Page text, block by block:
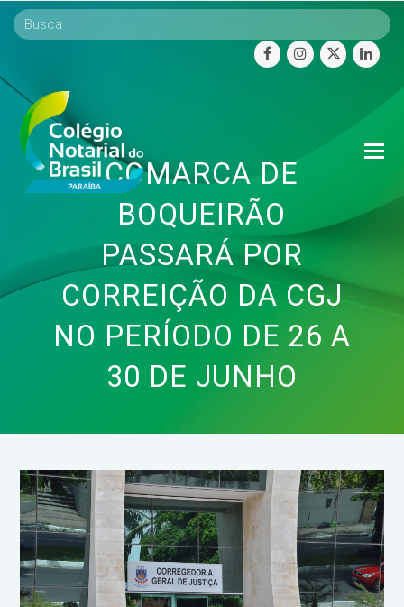
facebookinstagram
twitter
COMARCA DE
BOQUEIRÃO
PASSARÁ POR
CORREIÇÃO DA CGJ
NO PERÍODO DE 26 A
30 DE JUNHO